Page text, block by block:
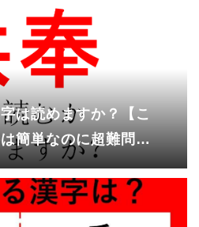
は読めますか？【こ
簡単なのに超難問で